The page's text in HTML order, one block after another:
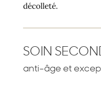
décolleté.
SOIN
anti-âge et